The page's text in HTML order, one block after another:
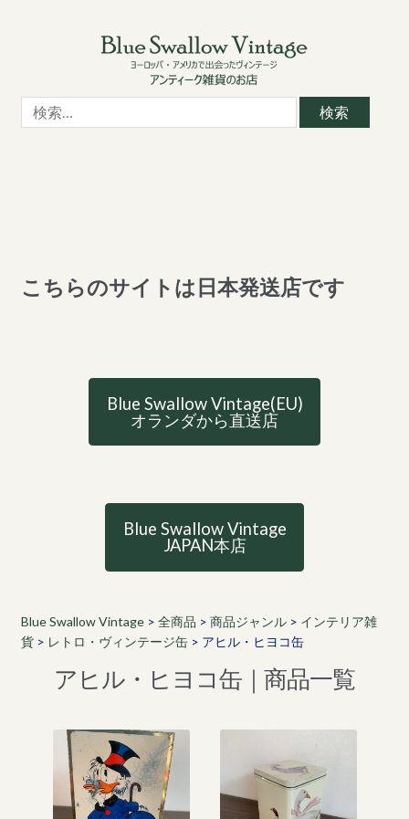
検
索:
こちらのサイトは日本発送店です
Blue Swallow Vintage(EU)
オランダから直送店
Blue Swallow Vintage
JAPAN本店
Blue Swallow Vintage> 全商品 > 商品ジャンル> インテリア雑
貨> レトロ・ヴィンテージ缶> アヒル・ヒヨコ缶
アヒル・ヒヨコ缶｜商品一覧